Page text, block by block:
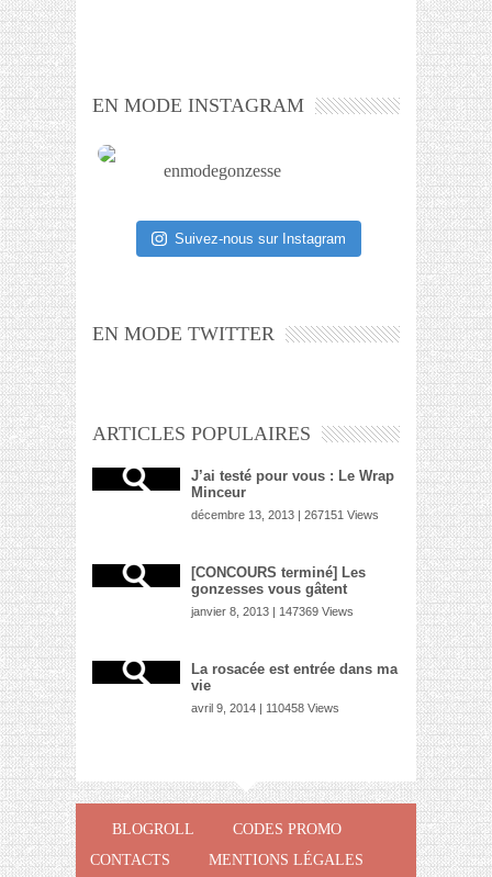
EN MODE INSTAGRAM
enmodegonzesse
Suivez-nous sur Instagram
EN MODE TWITTER
ARTICLES POPULAIRES
J’ai testé pour vous : Le Wrap
Minceur
décembre 13, 2013 | 267151 Views
[CONCOURS terminé] Les
gonzesses vous gâtent
janvier 8, 2013 | 147369 Views
La rosacée est entrée dans ma
vie
avril 9, 2014 | 110458 Views
BLOGROLL
CODES PROMO
CONTACTS
MENTIONS LÉGALES